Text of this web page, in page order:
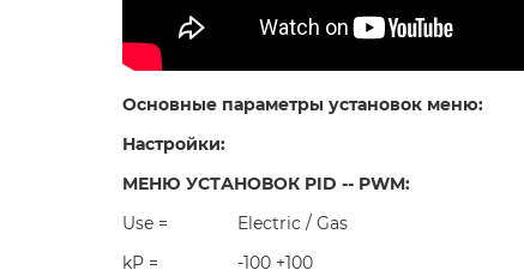
Основные параметры установок меню:
Настройки:
МЕНЮ УСТАНОВОК PID -- PWM:
Use =
Electric / Gas
kP =
-100 +100